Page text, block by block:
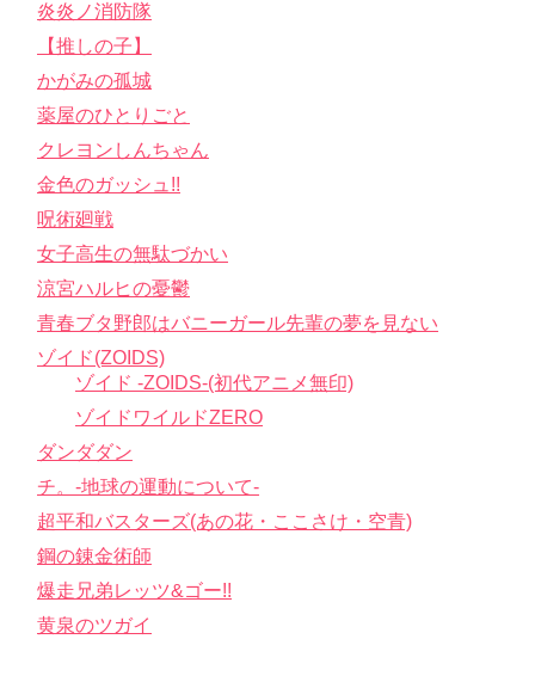
炎炎ノ消防隊
【推しの子】
かがみの孤城
薬屋のひとりごと
クレヨンしんちゃん
金色のガッシュ!!
呪術廻戦
女子高生の無駄づかい
涼宮ハルヒの憂鬱
青春ブタ野郎はバニーガール先輩の夢を見ない
ゾイド(ZOIDS)
ゾイド -ZOIDS-(初代アニメ無印)
ゾイドワイルドZERO
ダンダダン
チ。-地球の運動について-
超平和バスターズ(あの花・ここさけ・空青)
鋼の錬金術師
爆走兄弟レッツ&ゴー!!
黄泉のツガイ